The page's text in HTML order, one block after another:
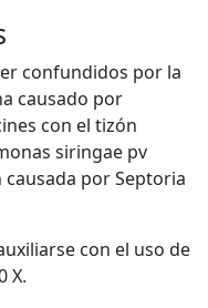
confundidos por la
causado por
con el tizón
siringae pv
por Septoria
con el uso de
X.